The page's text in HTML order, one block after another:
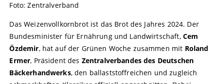
Foto: Zentralverband
Das Weizenvollkornbrot ist das Brot des Jahres 2024. Der
Bundesminister für Ernährung und Landwirtschaft, Cem
Özdemir, hat auf der Grünen Woche zusammen mit Roland
Ermer, Präsident des Zentralverbandes des Deutschen
Bäckerhandwerks, den ballaststoffreichen und zugleich